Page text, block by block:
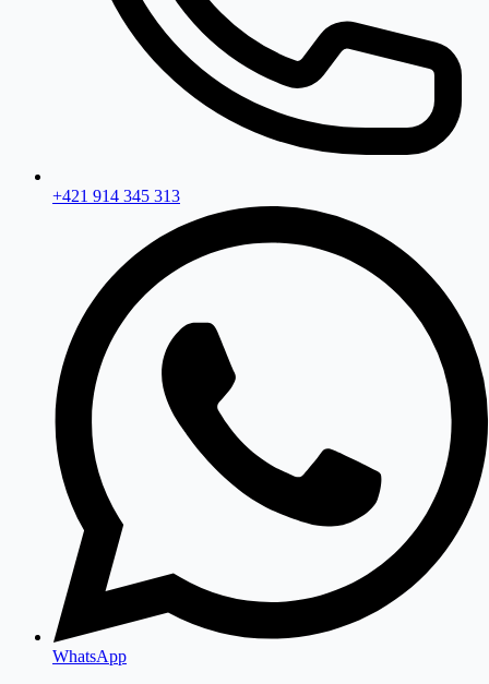
+421 914 345 313
WhatsApp